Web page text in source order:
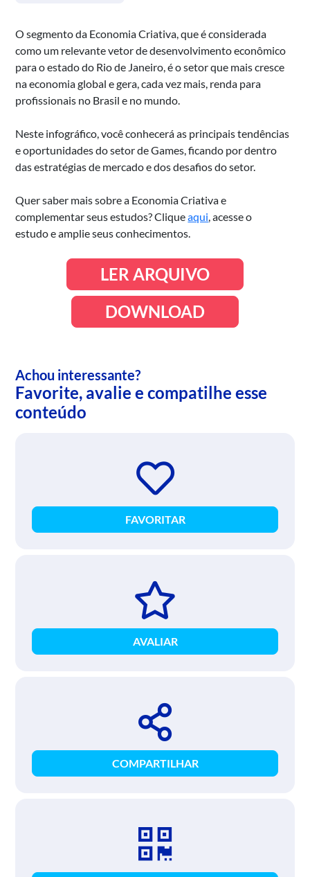
O segmento da Economia Criativa, que é considerada
como um relevante vetor de desenvolvimento econômico
para o estado do Rio de Janeiro, é o setor que mais cresce
na economia global e gera, cada vez mais, renda para
profissionais no Brasil e no mundo.
Neste infográfico, você conhecerá as principais tendências
e oportunidades do setor de Games, ficando por dentro
das estratégias de mercado e dos desafios do setor.
Quer saber mais sobre a Economia Criativa e
complementar seus estudos? Cliqueaqui, acesse o
estudo e amplie seus conhecimentos.
LER ARQUIVO
DOWNLOAD
Achou interessante?
Favorite, avalie e compatilhe esse
conteúdo
FAVORITAR
AVALIAR
COMPARTILHAR